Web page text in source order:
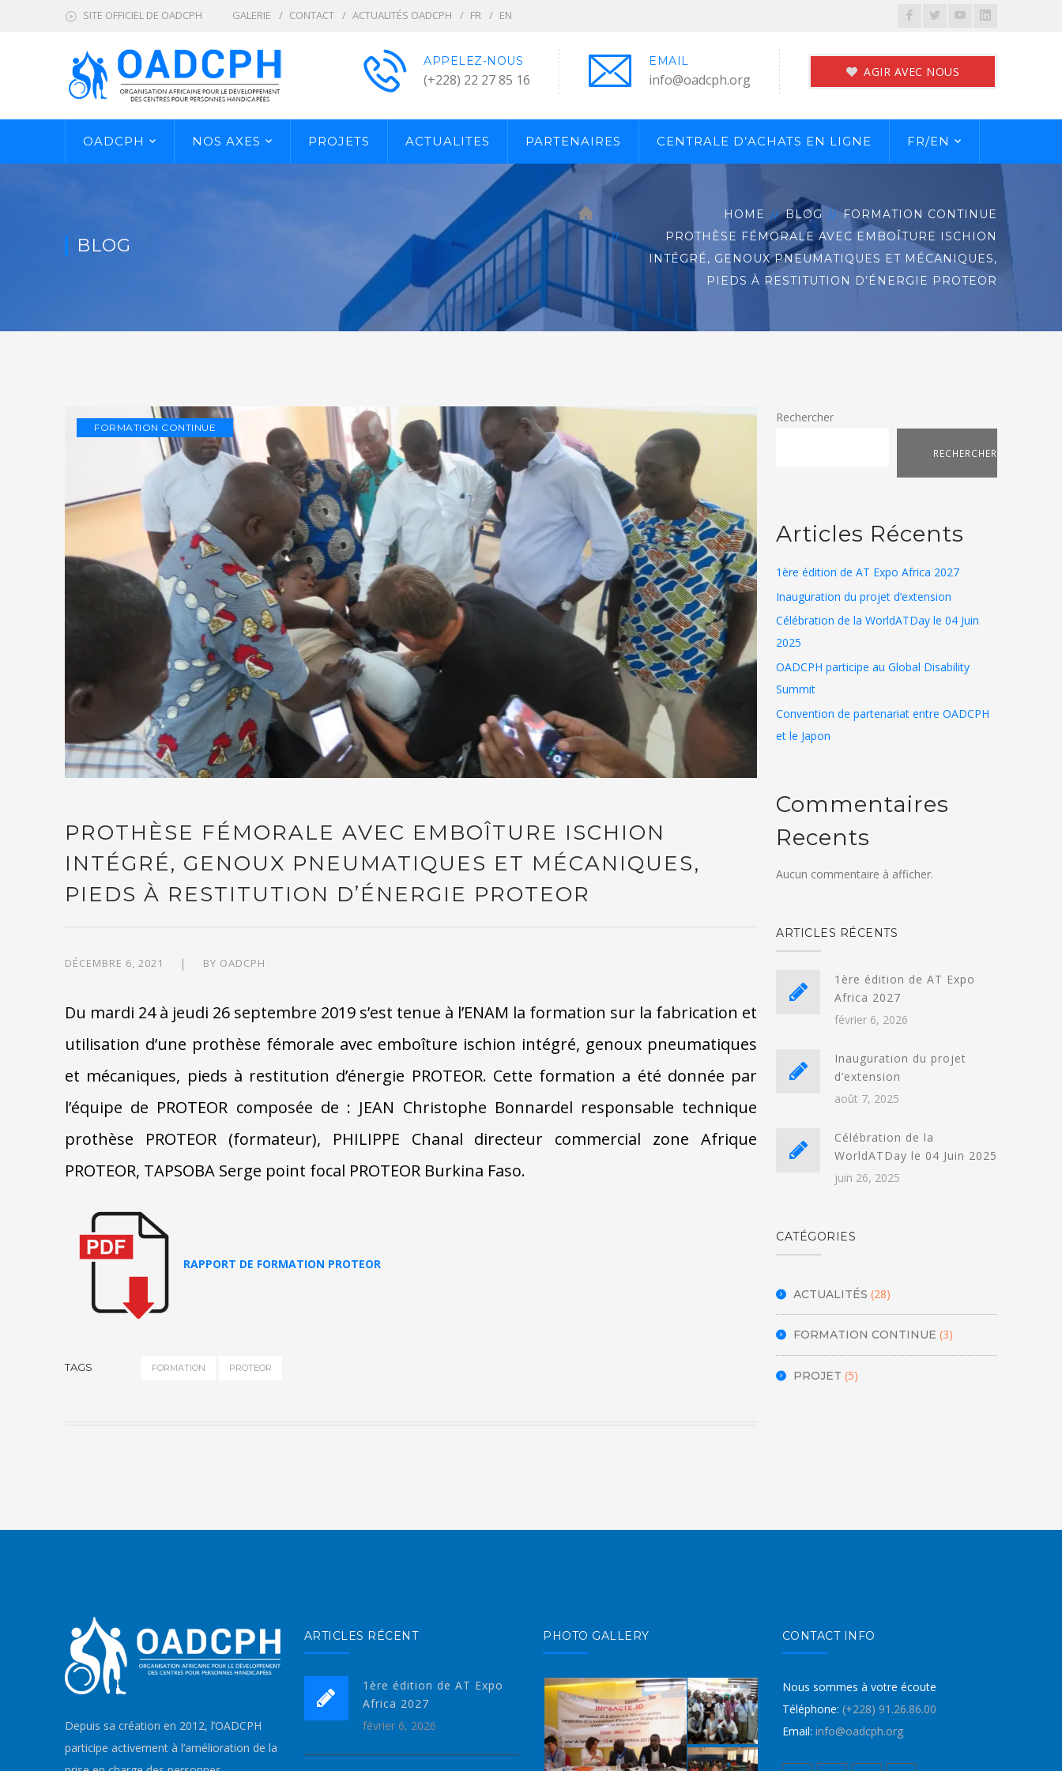
SITE OFFICIEL DE OADCPH GALERIE CONTACT ACTUALITÉS OADCPH FR EN
Facebook
TwitterYoutubeLinkedIn
AGIR AVEC NOUS
APPELEZ-NOUS
(+228) 22 27 85 16
EMAIL
info@oadcph.org
OADCPH NOS AXES PROJETS ACTUALITES PARTENAIRES CENTRALE D’ACHATS EN LIGNE FR/EN
BLOG
HOME BLOG
FORMATION CONTINUE
PROTHÈSE FÉMORALE AVEC EMBOÎTURE ISCHION
INTÉGRÉ, GENOUX PNEUMATIQUES ET MÉCANIQUES,
PIEDS À RESTITUTION D’ÉNERGIE PROTEOR
FORMATION CONTINUE
PROTHÈSE FÉMORALE AVEC EMBOÎTURE ISCHION
INTÉGRÉ, GENOUX PNEUMATIQUES ET MÉCANIQUES,
PIEDS À RESTITUTION D’ÉNERGIE PROTEOR
DÉCEMBRE 6, 2021 BY OADCPH
Du mardi 24 à jeudi 26 septembre 2019 s’est tenue à l’ENAM la formation sur la fabrication et
utilisation d’une prothèse fémorale avec emboîture ischion intégré, genoux pneumatiques
et mécaniques, pieds à restitution d’énergie PROTEOR. Cette formation a été donnée par
l’équipe de PROTEOR composée de : JEAN Christophe Bonnardel responsable technique
prothèse PROTEOR (formateur), PHILIPPE Chanal directeur commercial zone Afrique
PROTEOR, TAPSOBA Serge point focal PROTEOR Burkina Faso.
RAPPORT DE FORMATION PROTEOR
TAGS FORMATION PROTEOR
Rechercher
RECHERCHER
Articles Récents
1ère édition de AT Expo Africa 2027
Inauguration du projet d’extension
Célébration de la WorldATDay le 04 Juin
2025
OADCPH participe au Global Disability
Summit
Convention de partenariat entre OADCPH
et le Japon
Commentaires
Recents
Aucun commentaire à afficher.
ARTICLES RÉCENTS
1ère édition de AT Expo
Africa 2027
février 6, 2026
Inauguration du projet
d’extension
août 7, 2025
Célébration de la
WorldATDay le 04 Juin 2025
juin 26, 2025
CATÉGORIES
ACTUALITÉS (28)
FORMATION CONTINUE (3)
PROJET (5)
Depuis sa création en 2012, l’OADCPH
participe activement à l’amélioration de la
ARTICLES RÉCENT
1ère édition de AT Expo
Africa 2027
février 6, 2026
PHOTO GALLERY CONTACT INFO
Nous sommes à votre écoute
Téléphone: (+228) 91.26.86.00
Email: info@oadcph.org